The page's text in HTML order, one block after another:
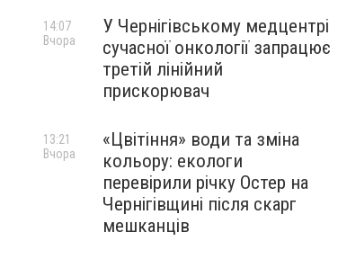
У Чернігівському медцентрі
сучасної онкології запрацює
третій лінійний
прискорювач
14:07
Вчора
«Цвітіння» води та зміна
кольору: екологи
перевірили річку Остер на
Чернігівщині після скарг
мешканців
13:21
Вчора